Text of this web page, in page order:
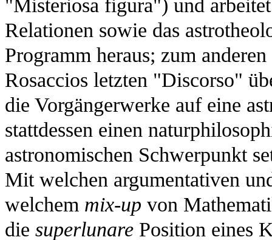
"Misteriosa figura") und
Relationen sowie das
Programm heraus; zum
Rosaccios letzten "Discorso"
die Vorgängerwerke auf eine
stattdessen einen
astronomischen Schwerpunkt
Mit welchen argumentativen
welchem mix-up von
die superlunare Position eines